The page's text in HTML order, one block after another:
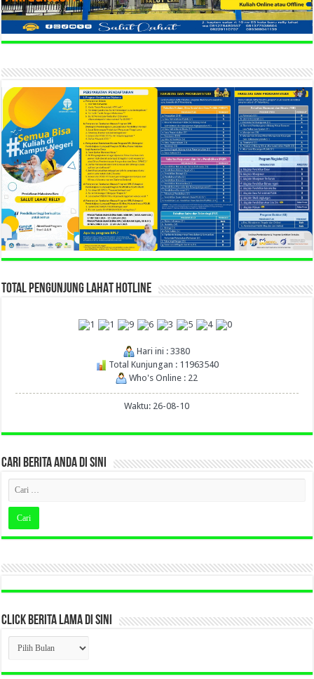
TOTAL PENGUNJUNG LAHAT HOTLINE
Hari ini : 3380
Total Kunjungan : 11963540
Who's Online : 22
Waktu: 26-08-10
CARI BERITA ANDA DI SINI
CLICK BERITA LAMA DI SINI
CLICK
BERITA
LAMA
DI